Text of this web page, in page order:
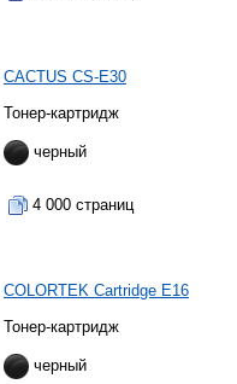
CACTUS CS-E30
Тонер-картридж
черный
4 000 страниц
COLORTEK Cartridge E16
Тонер-картридж
черный